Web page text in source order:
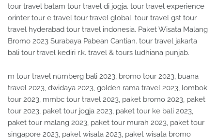
tour travel batam tour travel di jogja. tour travel experience
orinter tour e travel tour travel global. tour travel gst tour
travel hyderabad tour travel indonesia. Paket Wisata Malang
Bromo 2023 Surabaya Pabean Cantian. tour travel jakarta
bali tour travel kediri r.k. travel & tours ludhiana punjab.
m tour travel nürnberg bali 2023, bromo tour 2023, buana
travel 2023, dwidaya 2023, golden rama travel 2023, lombok
tour 2023, mmbc tour travel 2023, paket bromo 2023, paket
tour 2023, paket tour jogja 2023, paket tour ke bali 2023,
paket tour malang 2023, paket tour murah 2023, paket tour
singapore 2023, paket wisata 2023, paket wisata bromo